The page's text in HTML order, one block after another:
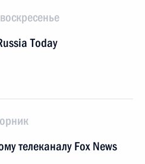
Today
телеканалу Fox News